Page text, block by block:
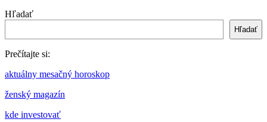
Hľadať
Hľadať
Prečítajte si:
aktuálny mesačný horoskop
ženský magazín
kde investovať